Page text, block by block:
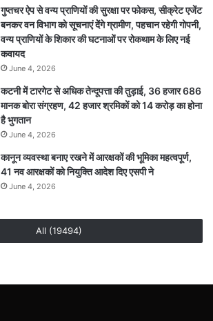
गुप्तचर ऐप से वन्य प्राणियों की सुरक्षा पर फोकस, सीक्रेट एजेंट
बनकर वन विभाग को सूचनाएं देेंगे ग्रामीण, पहचान रहेगी गोपनी,
वन्य प्राणियों के शिकार की घटनाओं पर रोकथाम के लिए नई
कवायद
June 4, 2026
कटनी में टारगेट से अधिक तेन्दूपत्ता की तुड़ाई, 36 हजार 686
मानक बोरा संग्रहण, 42 हजार श्रमिकों को 14 करोड़ का होना
है भुगतान
June 4, 2026
कानून व्यवस्था बनाए रखने में आरक्षकों की भूमिका महत्वपूर्ण,
41 नव आरक्षकों को नियुक्ति आदेश दिए एसपी ने
June 4, 2026
All (19494)